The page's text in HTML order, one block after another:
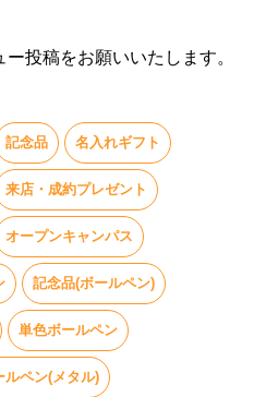
投稿をお願いいたします。
記念品 名入れギフト
来店・成約プレゼント
オープンキャンパス
記念品(ボールペン)
単色ボールペン
ルペン(メタル)